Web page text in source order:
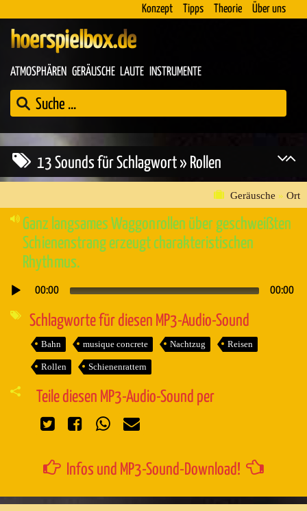
Konzept Tipps Theorie Über uns
hoerspielbox.de
ATMOSPHÄREN GERÄUSCHE LAUTE INSTRUMENTE
13 Sounds für Schlagwort » Rollen
Geräusche » Ort
Ganz langsames Waggonrollen über geschweißten
Schienenstrang erzeugt charakteristischen
Rhythmus.
Audio-
00:00 00:00
Schlagworte für diesen MP3-Audio-Sound
Bahn musique concrete Nachtzug Reisen
Rollen Schienenrattern
Teile diesen MP3-Audio-Sound per
Infos und MP3-Sound-Download!